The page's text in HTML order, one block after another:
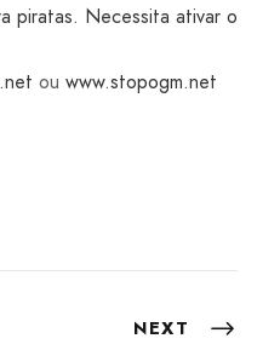
piratas. Necessita ativar o
ou www.stopogm.net
NEXT